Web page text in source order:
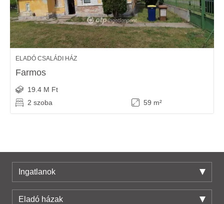
ELADÓ CSALÁDI HÁZ
Farmos
19.4 M Ft
2 szoba
59 m²
Ingatlanok
Eladó házak